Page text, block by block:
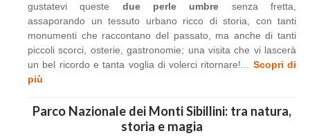
gustatevi queste due perle umbre senza fretta,
assaporando un tessuto urbano ricco di storia, con tanti
monumenti che raccontano del passato, ma anche di tanti
piccoli scorci, osterie, gastronomie; una visita che vi lascerà
un bel ricordo e tanta voglia di volerci ritornare!... Scopri di
più
Parco Nazionale dei Monti Sibillini: tra natura,
storia e magia